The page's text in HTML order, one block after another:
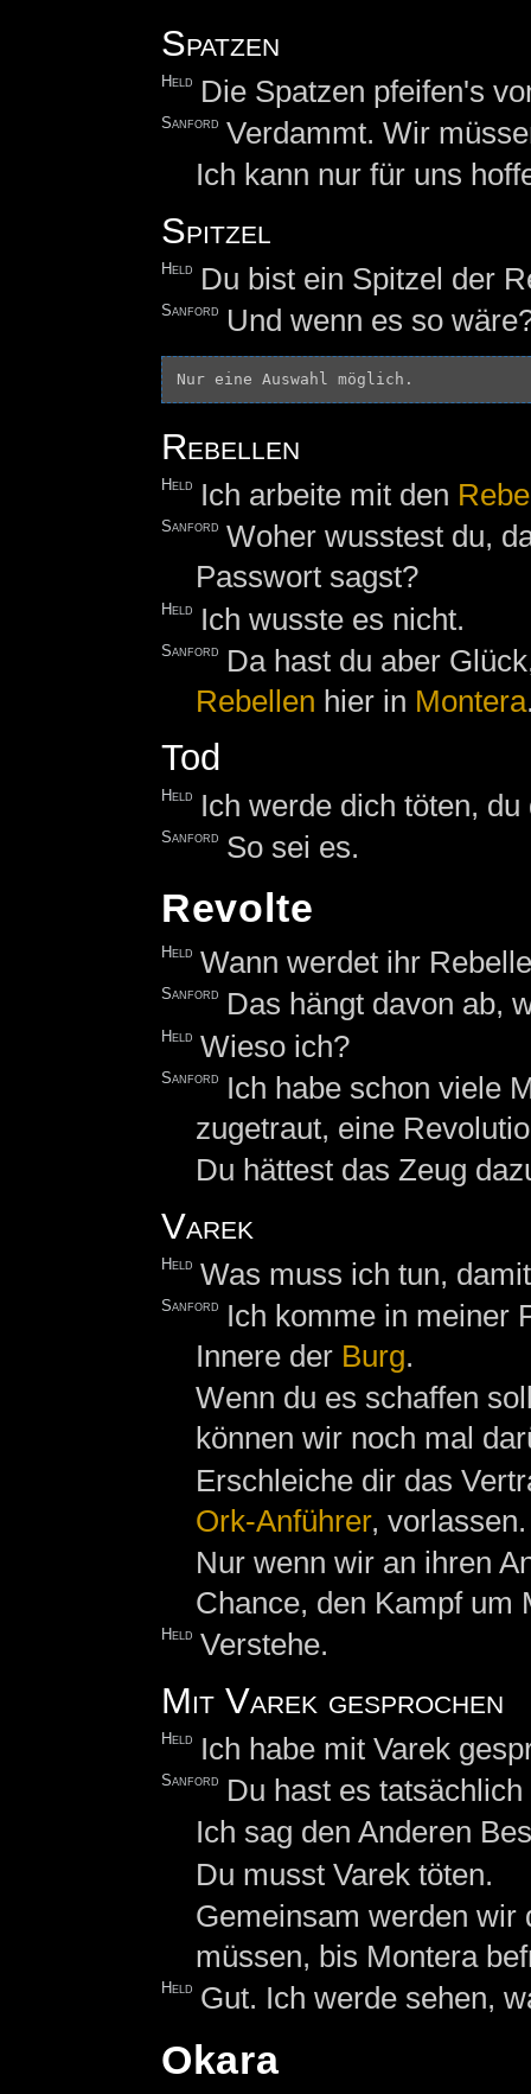
Spatzen
Held Die Spatzen pfeifen's
Sanford Verdammt. Wir
Ich kann nur für uns
Spitzel
Held Du bist ein Spitzel der
Sanford Und wenn es so
Rebellen
Held Ich arbeite mit den
Sanford Woher wusstest du,
Passwort sagst?
Held Ich wusste es nicht.
Sanford
Da hast du aber
Rebellen hier in Montera
Tod
Held Ich werde dich töten,
Sanford So sei es.
Revolte
Held Wann werdet ihr
Sanford Das hängt davon ab,
Held Wieso ich?
Sanford
Ich habe schon viele
zugetraut, eine
Du hättest das Zeug
Varek
Held Was muss ich tun,
Sanford
Ich komme in meiner
Innere der Burg.
Wenn du es schaffen
können wir noch mal
Erschleiche dir das
Ork-Anführer, vorlassen.
Nur wenn wir an ihren
Chance, den Kampf um
Held Verstehe.
Mit Varek gesprochen
Held Ich habe mit Varek
Sanford
Du hast es
Ich sag den Anderen
Du musst Varek töten.
Gemeinsam werden
müssen, bis Montera
Held Gut. Ich werde sehen,
Okara